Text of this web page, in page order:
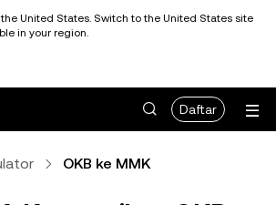
United States. Switch to the United States site
in your region.
Daftar
OKB ke MMK